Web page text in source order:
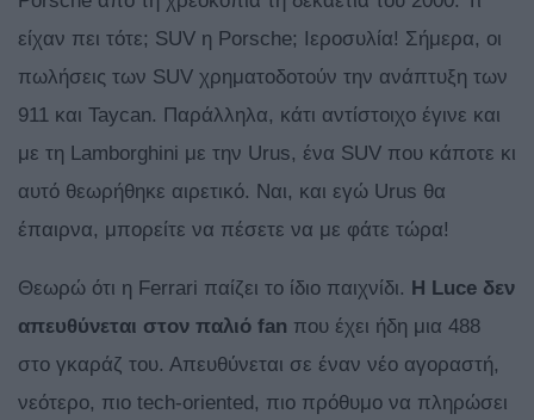
είχαν πει τότε; SUV η Porsche; Ιεροσυλία! Σήμερα, οι
πωλήσεις των SUV χρηματοδοτούν την ανάπτυξη των
911 και Taycan. Παράλληλα, κάτι αντίστοιχο έγινε και
με τη Lamborghini με την Urus, ένα SUV που κάποτε κι
αυτό θεωρήθηκε αιρετικό. Ναι, και εγώ Urus θα
έπαιρνα, μπορείτε να πέσετε να με φάτε τώρα!
Θεωρώ ότι η Ferrari παίζει το ίδιο παιχνίδι. Η Luce δεν
απευθύνεται στον παλιό fan που έχει ήδη μια 488
στο γκαράζ του. Απευθύνεται σε έναν νέο αγοραστή,
νεότερο, πιο tech-oriented, πιο πρόθυμο να πληρώσει